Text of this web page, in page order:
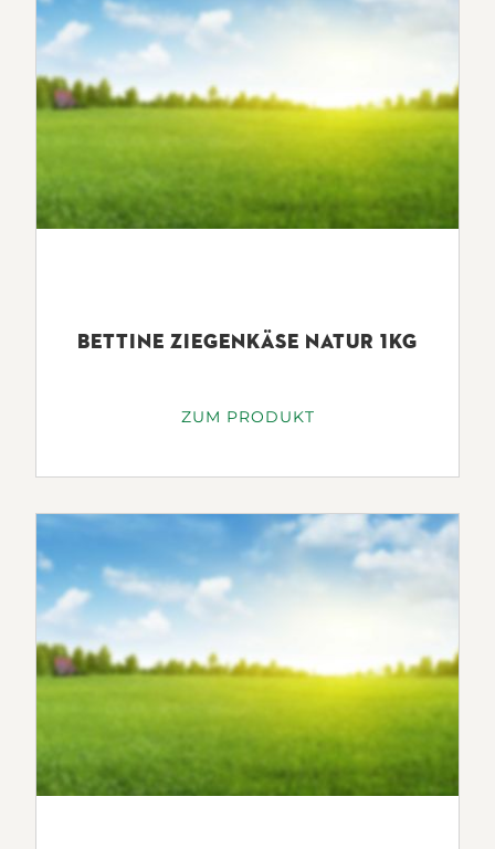
BETTINE ZIEGENKÄSE NATUR 1KG
ZUM PRODUKT